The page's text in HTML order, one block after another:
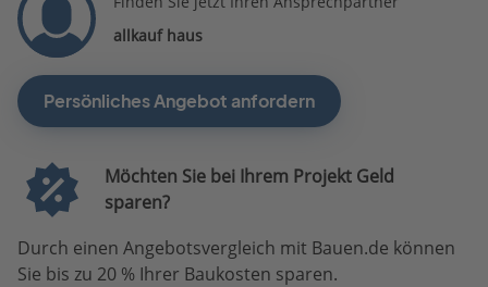
allkauf haus
Persönliches Angebot anfordern
Möchten Sie bei Ihrem Projekt Geld
sparen?
Durch einen Angebotsvergleich mit Bauen.de können
Sie bis zu 20 % Ihrer Baukosten sparen.